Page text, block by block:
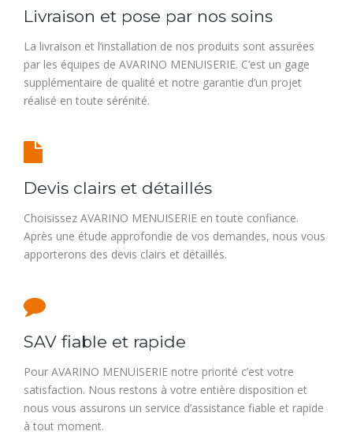
Livraison et pose par nos soins
La livraison et l’installation de nos produits sont assurées
par les équipes de AVARINO MENUISERIE. C’est un gage
supplémentaire de qualité et notre garantie d’un projet
réalisé en toute sérénité.
Devis clairs et détaillés
Choisissez AVARINO MENUISERIE en toute confiance.
Après une étude approfondie de vos demandes, nous vous
apporterons des devis clairs et détaillés.
SAV fiable et rapide
Pour AVARINO MENUISERIE notre priorité c’est votre
satisfaction. Nous restons à votre entière disposition et
nous vous assurons un service d’assistance fiable et rapide
à tout moment.